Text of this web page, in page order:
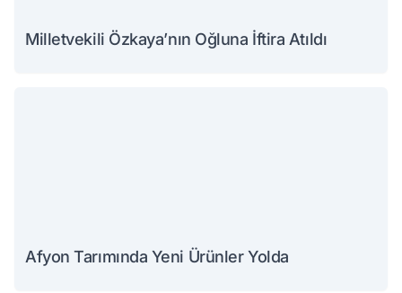
Milletvekili Özkaya’nın Oğluna İftira Atıldı
Afyon Tarımında Yeni Ürünler Yolda